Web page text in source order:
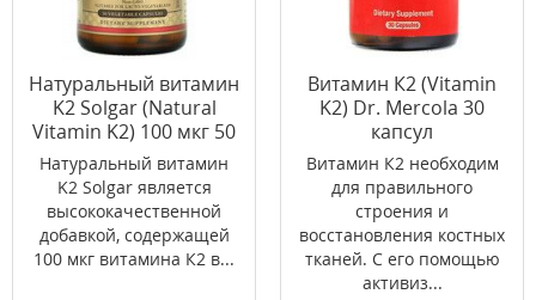
Натуральный витамин
K2 Solgar (Natural
Vitamin K2) 100 мкг 50
вег капсул
Натуральный витамин
K2 Solgar является
высококачественной
добавкой, содержащей
100 мкг витамина К2 в...
Витамин К2 (Vitamin
K2) Dr. Mercola 30
капсул
Витамин К2 необходим
для правильного
строения и
восстановления костных
тканей. С его помощью
активиз...